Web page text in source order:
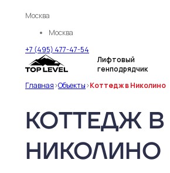
Москва
Москва
+7 (495) 477-47-54
Лифтовый
генподрядчик
Главная>Объекты>Коттедж в Николино
КОТТЕДЖ В
НИКОЛИНО